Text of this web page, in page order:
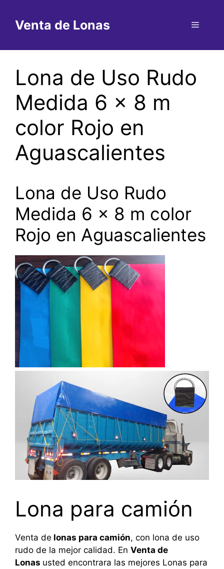
contenido
Venta de Lonas Menú
Lona de Uso Rudo
Medida 6 x 8 m
color Rojo en
Aguascalientes
Lona de Uso Rudo
Medida 6 x 8 m color
Rojo en Aguascalientes
Lona para camión
Venta de lonas para camión, con lona de uso
rudo de la mejor calidad. En Venta de
Lonas usted encontrara las mejores Lonas para